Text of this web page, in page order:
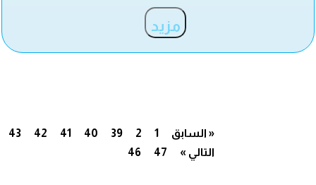
مزيد
« السابق 1
2
39
40
41
42
43
46
47 التالي »